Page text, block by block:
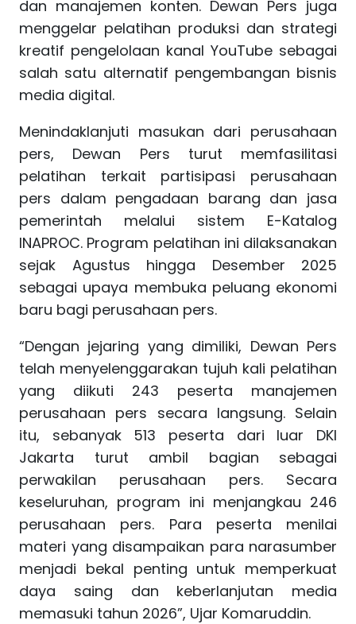
dan manajemen konten. Dewan Pers juga
menggelar pelatihan produksi dan strategi
kreatif pengelolaan kanal YouTube sebagai
salah satu alternatif pengembangan bisnis
media digital.
Menindaklanjuti masukan dari perusahaan
pers, Dewan Pers turut memfasilitasi
pelatihan terkait partisipasi perusahaan
pers dalam pengadaan barang dan jasa
pemerintah melalui sistem E-Katalog
INAPROC. Program pelatihan ini dilaksanakan
sejak Agustus hingga Desember 2025
sebagai upaya membuka peluang ekonomi
baru bagi perusahaan pers.
“Dengan jejaring yang dimiliki, Dewan Pers
telah menyelenggarakan tujuh kali pelatihan
yang diikuti 243 peserta manajemen
perusahaan pers secara langsung. Selain
itu, sebanyak 513 peserta dari luar DKI
Jakarta turut ambil bagian sebagai
perwakilan perusahaan pers. Secara
keseluruhan, program ini menjangkau 246
perusahaan pers. Para peserta menilai
materi yang disampaikan para narasumber
menjadi bekal penting untuk memperkuat
daya saing dan keberlanjutan media
memasuki tahun 2026”, Ujar Komaruddin.